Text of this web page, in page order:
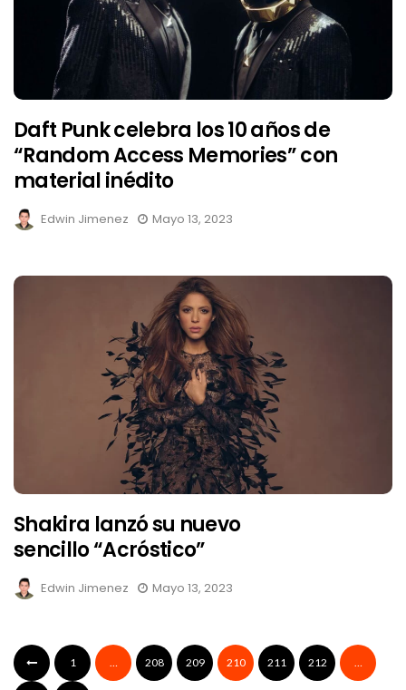
Daft Punk celebra los 10 años de
“Random Access Memories” con
material inédito
Edwin Jimenez Mayo 13, 2023
Shakira lanzó su nuevo
sencillo “Acróstico”
Edwin Jimenez Mayo 13, 2023
1 … 208 209 210 211 212 …